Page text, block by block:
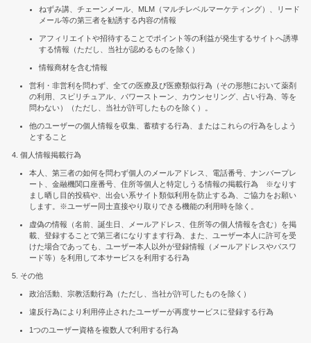
ねずみ講、チェーンメール、MLM（マルチレベルマーケティング）、リード
メール等の第三者を勧誘する内容の情報
アフィリエイトや招待することでポイント等の利益が発生するサイトへ誘導
する情報（ただし、当社が認めるものを除く）
情報商材を含む情報
営利・非営利を問わず、全ての医療及び医療類似行為（その形態において薬剤
の利用、スピリチュアル、パワーストーン、カウンセリング、占い行為、等を
問わない）（ただし、当社が許可したものを除く）。
他のユーザーの個人情報を収集、蓄積する行為、またはこれらの行為をしよう
とすること
個人情報掲載行為
本人、第三者の如何を問わず個人のメールアドレス、電話番号、ナンバープレ
ート、金融機関口座番号、住所等個人と特定しうる情報の掲載行為 ※なりす
まし晒し目的投稿や、出会い系サイト類似利用を防止する為、ご協力をお願い
します。※ユーザー同士直接やり取りできる機能の利用時を除く。
虚偽の情報（名前、誕生日、メールアドレス、住所等の個人情報を含む）を掲
載、登録することで第三者になりすます行為、また、ユーザー本人に許可を受
けた場合であっても、ユーザー本人以外が登録情報（メールアドレスやパスワ
ード等）を利用して本サービスを利用する行為
その他
政治活動、宗教活動行為（ただし、当社が許可したものを除く）
違反行為により利用停止されたユーザーが再度サービスに登録する行為
1つのユーザー資格を複数人で利用する行為